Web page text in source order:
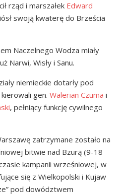
rząd i marszałek Edward
swoją kwaterę do Brześcia
Naczelnego Wodza miały
Narwi, Wisły i Sanu.
niemieckie dotarły pod
gen. Walerian Czuma i
, pełniący funkcję cywilnego
zatrzymane zostało na
bitwie nad Bzurą (9-18
kampanii wrześniowej, w
się z Wielkopolski i Kujaw
pod dowództwem